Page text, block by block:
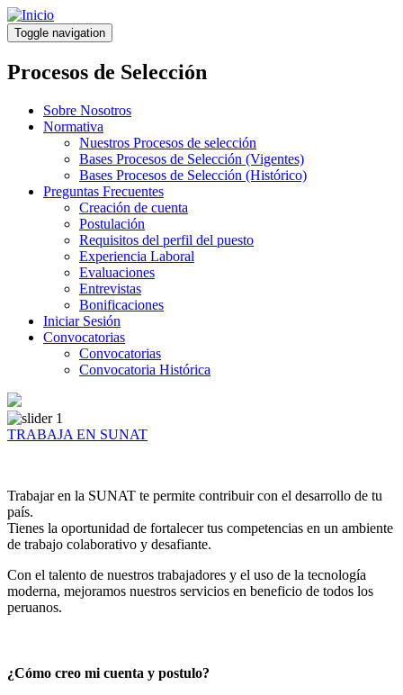
Pasar
al
contenido
principal
Toggle navigation
Procesos de Selección
Sobre Nosotros
Normativa
Nuestros Procesos de selección
Bases Procesos de Selección (Vigentes)
Bases Procesos de Selección (Histórico)
Preguntas Frecuentes
Creación de cuenta
Postulación
Requisitos del perfil del puesto
Experiencia Laboral
Evaluaciones
Entrevistas
Bonificaciones
Iniciar Sesión
Convocatorias
Convocatorias
Convocatoria Histórica
TRABAJA EN SUNAT
Trabajar en la SUNAT te permite contribuir con el desarrollo de tu
país.
Tienes la oportunidad de fortalecer tus competencias en un ambiente
de trabajo colaborativo y desafiante.
Con el talento de nuestros trabajadores y el uso de la tecnología
moderna, mejoramos nuestros servicios en beneficio de todos los
peruanos.
¿Cómo creo mi cuenta y postulo?